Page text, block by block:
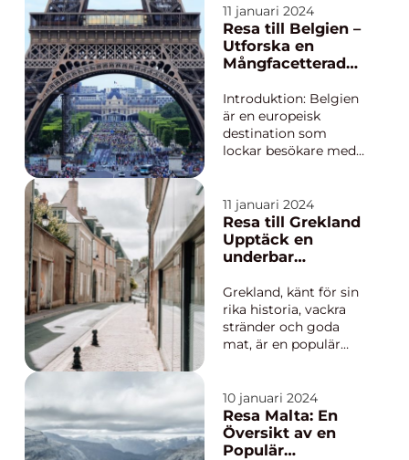
och fängslande
historia. Denna ö i
Grekland har allt för
den som längtar efter
semester. I denna
omfattande artikel
kommer...
11 januari 2024
Resa till Belgien –
Utforska en
Mångfacetterad
Introduktion: Belgien
är en europeisk
destination som
lockar besökare med
goda mat och dryck. I
denna artikel kommer
vi att ge en grundlig
översikt över resa till
olika typer av resor,
popu...
11 januari 2024
Resa till Grekland
Upptäck en
underbar
Grekland, känt för sin
rika historia, vackra
stränder och goda
mat, är en populär
världen. Oavsett om
du är intresserad av
att utforska antika
ruiner, sola på
10 januari 2024
Resa Malta: En
Översikt av en
Populär